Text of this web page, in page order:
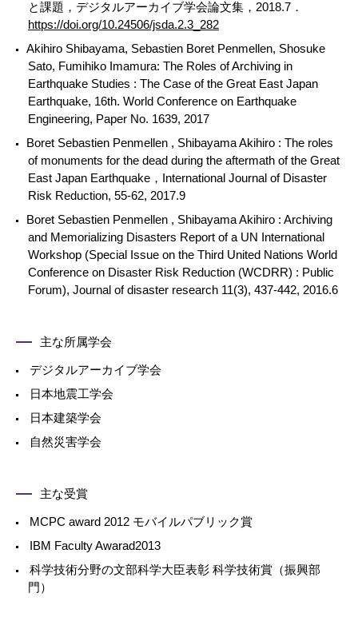
と課題，デジタルアーカイブ学会論文集，2018.7．
https://doi.org/10.24506/jsda.2.3_282
Akihiro Shibayama, Sebastien Boret Penmellen, Shosuke
Sato, Fumihiko Imamura: The Roles of Archiving in
Earthquake Studies : The Case of the Great East Japan
Earthquake, 16th. World Conference on Earthquake
Engineering, Paper No. 1639, 2017
Boret Sebastien Penmellen , Shibayama Akihiro : The roles
of monuments for the dead during the aftermath of the Great
East Japan Earthquake，International Journal of Disaster
Risk Reduction, 55-62, 2017.9
Boret Sebastien Penmellen , Shibayama Akihiro : Archiving
and Memorializing Disasters Report of a UN International
Workshop (Special Issue on the Third United Nations World
Conference on Disaster Risk Reduction (WCDRR) : Public
Forum), Journal of disaster research 11(3), 437-442, 2016.6
主な所属学会
デジタルアーカイブ学会
日本地震工学会
日本建築学会
自然災害学会
主な受賞
MCPC award 2012 モバイルパブリック賞
IBM Faculty Awarad2013
科学技術分野の文部科学大臣表彰 科学技術賞（振興部
門）